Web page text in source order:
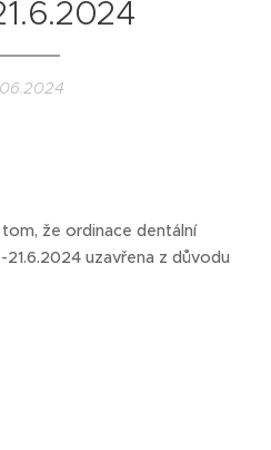
že ordinace dentální
uzavřena z důvodu